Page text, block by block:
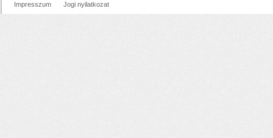
Impresszum Jogi nyilatkozat